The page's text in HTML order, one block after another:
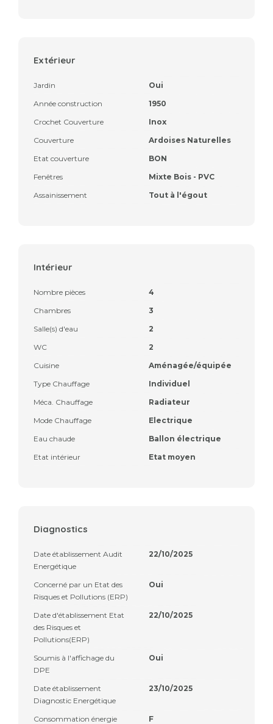
Extérieur
Jardin
Oui
Année construction
1950
Crochet Couverture
Inox
Couverture
Ardoises Naturelles
Etat couverture
BON
Fenêtres
Mixte Bois - PVC
Assainissement
Tout à l'égout
Intérieur
Nombre pièces
4
Chambres
3
Salle(s) d'eau
2
WC
2
Cuisine
Aménagée/équipée
Type Chauffage
Individuel
Méca. Chauffage
Radiateur
Mode Chauffage
Electrique
Eau chaude
Ballon électrique
Etat intérieur
Etat moyen
Diagnostics
Date établissement Audit
Energétique
22/10/2025
Concerné par un Etat des
Risques et Pollutions (ERP)
Oui
Date d'établissement Etat
des Risques et
Pollutions(ERP)
22/10/2025
Soumis à l'affichage du
DPE
Oui
Date établissement
Diagnostic Energétique
23/10/2025
Consommation énergie
F